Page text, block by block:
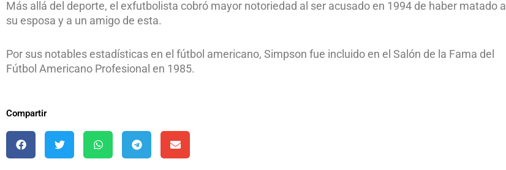
Más allá del deporte, el exfutbolista cobró mayor notoriedad al ser acusado en 1994 de haber matado a
su esposa y a un amigo de esta.
Por sus notables estadísticas en el fútbol americano, Simpson fue incluido en el Salón de la Fama del
Fútbol Americano Profesional en 1985.
Compartir